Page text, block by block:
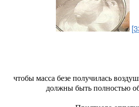
чтобы масса безе получилась
должны быть полностью